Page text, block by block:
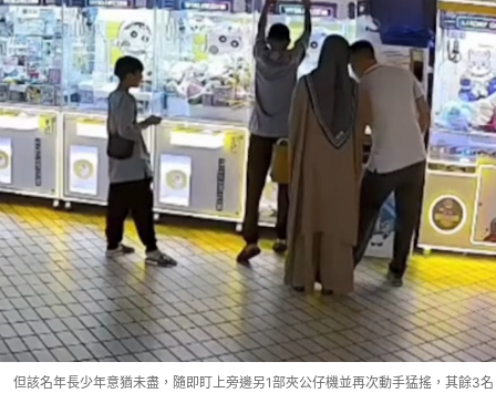
但該名年長少年意猶未盡，隨即盯上旁邊另1部夾公仔機並再次動手猛搖，其餘3名